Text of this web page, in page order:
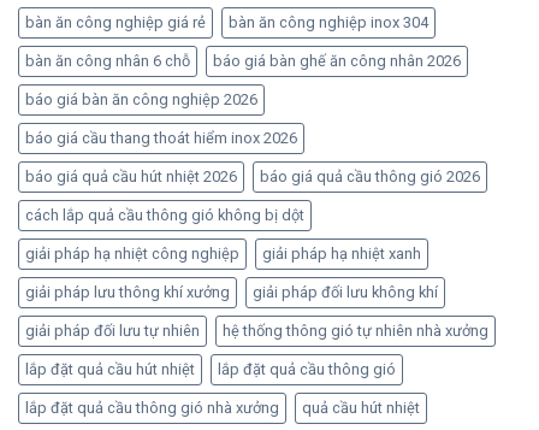
bàn ăn công nghiệp giá rẻ bàn ăn công nghiệp inox 304
bàn ăn công nhân 6 chỗ báo giá bàn ghế ăn công nhân 2026
báo giá bàn ăn công nghiệp 2026
báo giá cầu thang thoát hiểm inox 2026
báo giá quả cầu hút nhiệt 2026 báo giá quả cầu thông gió 2026
cách lắp quả cầu thông gió không bị dột
giải pháp hạ nhiệt công nghiệp giải pháp hạ nhiệt xanh
giải pháp lưu thông khí xưởng giải pháp đối lưu không khí
giải pháp đối lưu tự nhiên hệ thống thông gió tự nhiên nhà xưởng
lắp đặt quả cầu hút nhiệt lắp đặt quả cầu thông gió
lắp đặt quả cầu thông gió nhà xưởng quả cầu hút nhiệt